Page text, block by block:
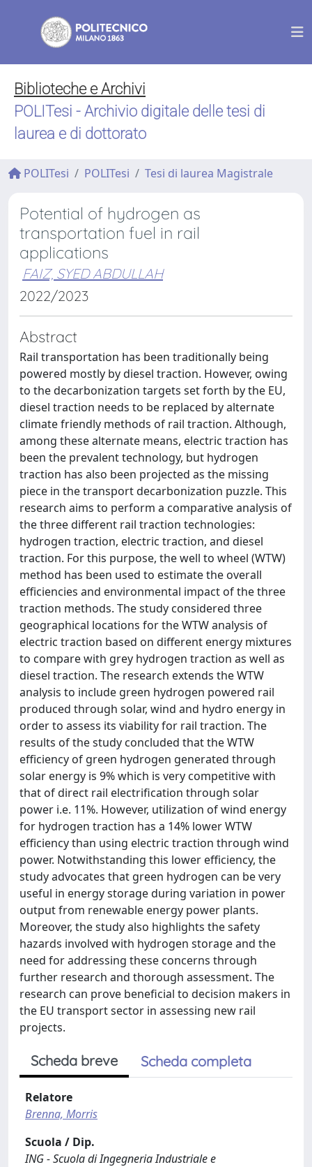
Biblioteche e Archivi
POLITesi - Archivio digitale delle tesi di
laurea e di dottorato
POLITesi POLITesi Tesi di laurea Magistrale
Potential of hydrogen as
transportation fuel in rail
applications
FAIZ, SYED ABDULLAH
2022/2023
Abstract
Rail transportation has been traditionally being
powered mostly by diesel traction. However, owing
to the decarbonization targets set forth by the EU,
diesel traction needs to be replaced by alternate
climate friendly methods of rail traction. Although,
among these alternate means, electric traction has
been the prevalent technology, but hydrogen
traction has also been projected as the missing
piece in the transport decarbonization puzzle. This
research aims to perform a comparative analysis of
the three different rail traction technologies:
hydrogen traction, electric traction, and diesel
traction. For this purpose, the well to wheel (WTW)
method has been used to estimate the overall
efficiencies and environmental impact of the three
traction methods. The study considered three
geographical locations for the WTW analysis of
electric traction based on different energy mixtures
to compare with grey hydrogen traction as well as
diesel traction. The research extends the WTW
analysis to include green hydrogen powered rail
produced through solar, wind and hydro energy in
order to assess its viability for rail traction. The
results of the study concluded that the WTW
efficiency of green hydrogen generated through
solar energy is 9% which is very competitive with
that of direct rail electrification through solar
power i.e. 11%. However, utilization of wind energy
for hydrogen traction has a 14% lower WTW
efficiency than using electric traction through wind
power. Notwithstanding this lower efficiency, the
study advocates that green hydrogen can be very
useful in energy storage during variation in power
output from renewable energy power plants.
Moreover, the study also highlights the safety
hazards involved with hydrogen storage and the
need for addressing these concerns through
further research and thorough assessment. The
research can prove beneficial to decision makers in
the EU transport sector in assessing new rail
projects.
Scheda breve Scheda completa
Relatore
Brenna, Morris
Scuola / Dip.
ING - Scuola di Ingegneria Industriale e